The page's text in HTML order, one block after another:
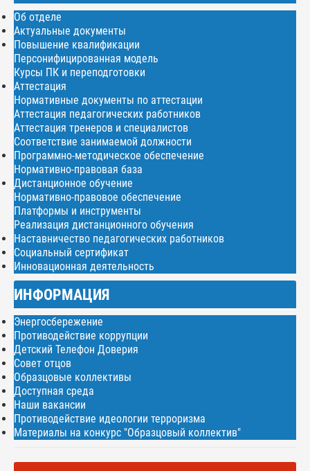
Об отделе
Актуальные документы
Повышение квалификации
Персонифицированная модель
Курсы ПК и переподготовки
Аттестация
Нормативные документы по аттестации
Аттестация педагогических работников
Аттестация тренеров и специалистов
Соответствие занимаемой должности
Программно-методическое обеспечение
Нормативно-правовая база
Дистанционное обучение
Нормативно-правовое обеспечение
Платформы и инструменты
Реализация дистанционного обучения
Наставничество педагогических работников
Социальный сертификат
Инновационная деятельность
ИНФОРМАЦИЯ
Энергосбережение
Противодействие коррупции
Детский Телефон Доверия
Совет отцов
Образцовые коллективы
Доступная среда
Наши вакансии
Противодействие идеологии терроризма
Материалы на конкурс "Образцовый коллектив"